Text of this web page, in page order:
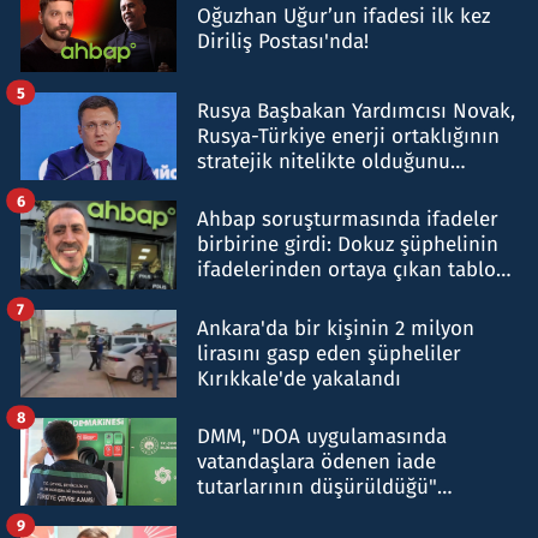
Oğuzhan Uğur’un ifadesi ilk kez
Diriliş Postası'nda!
Rusya Başbakan Yardımcısı Novak,
Rusya-Türkiye enerji ortaklığının
stratejik nitelikte olduğunu
5
Ahbap soruşturmasında ifadeler
birbirine girdi: Dokuz şüphelinin
ifadelerinden ortaya çıkan tablo
6
Ankara'da bir kişinin 2 milyon
lirasını gasp eden şüpheliler
Kırıkkale'de yakalandı
7
DMM, "DOA uygulamasında
vatandaşlara ödenen iade
tutarlarının düşürüldüğü"
8
9